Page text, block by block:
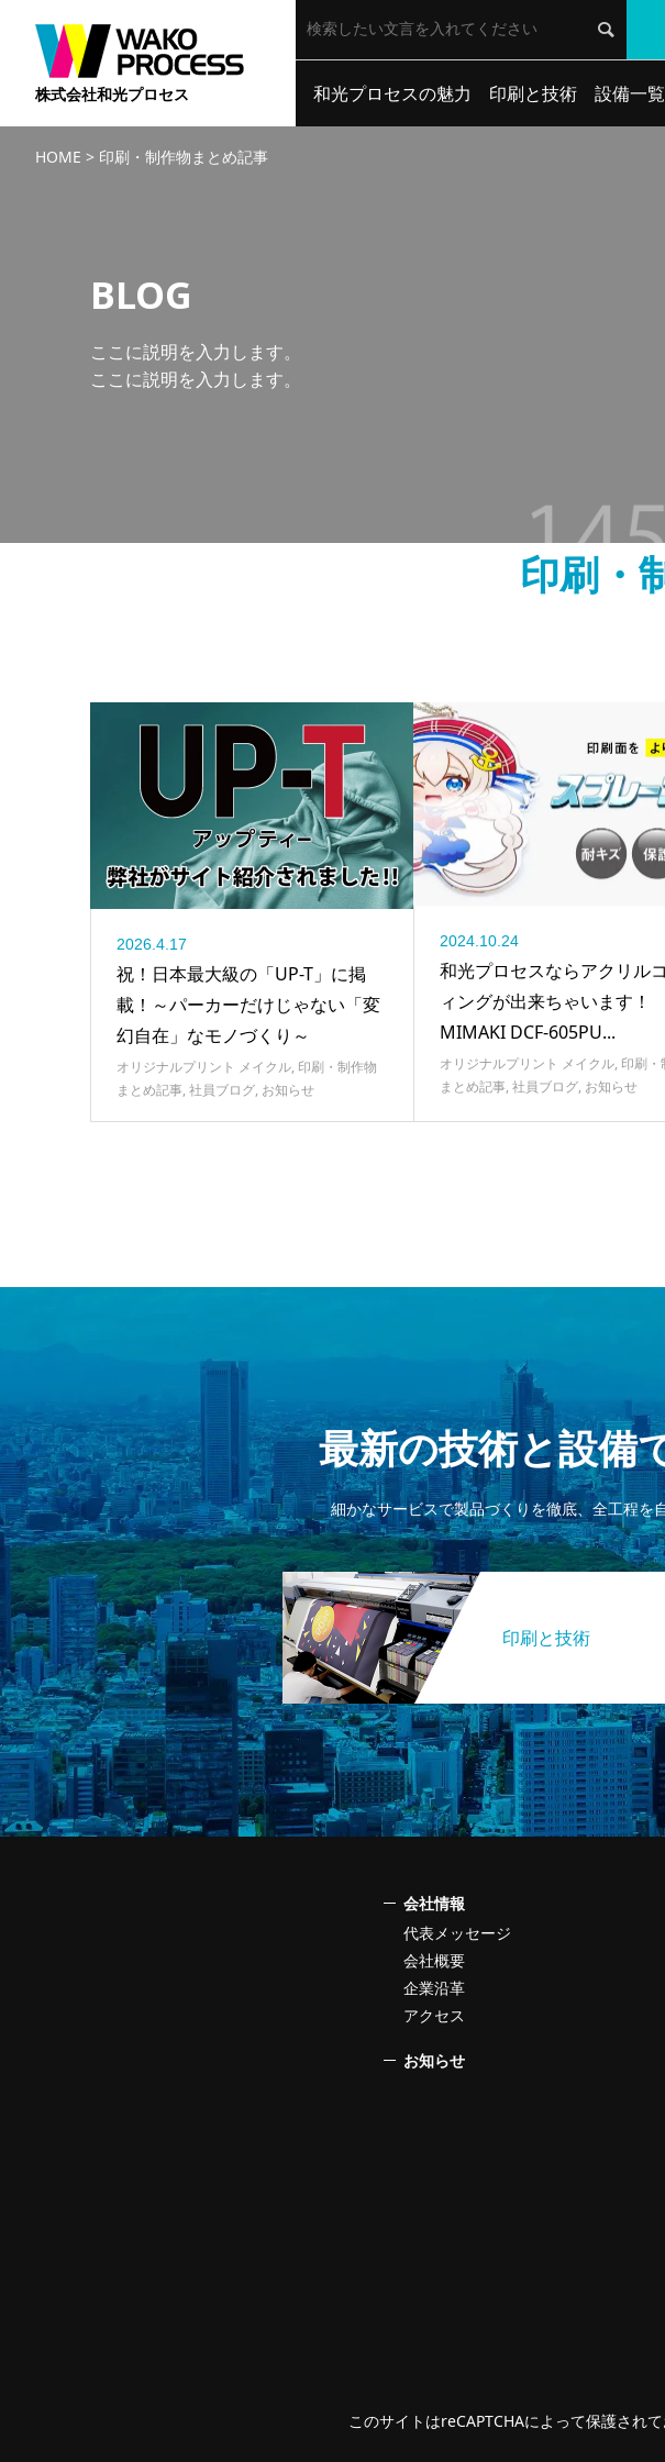
株式会社和光プロセス 和光プロセスの魅力 印刷と技術 設備一覧
HOME > 印刷・制作物まとめ記事
BLOG
ここに説明を入力します。
ここに説明を入力します。
印刷・
2026.4.17
祝！日本最大級の「UP-T」に掲
載！～パーカーだけじゃない「変
幻自在」なモノづくり～
オリジナルプリント メイクル, 印刷・制作物
まとめ記事, 社員ブログ, お知らせ
2024.10.24
和光プロセスならアクリル
ィングが出来ちゃいます！
MIMAKI DCF-605PU...
オリジナルプリント メイクル, 印刷・
まとめ記事, 社員ブログ, お知らせ
最新の技術と設備
細かなサービスで製品づくりを徹底、全工程
印刷と技術
会社情報
代表メッセージ
会社概要
企業沿革
アクセス
お知らせ
このサイトはreCAPTCHAによって保護され